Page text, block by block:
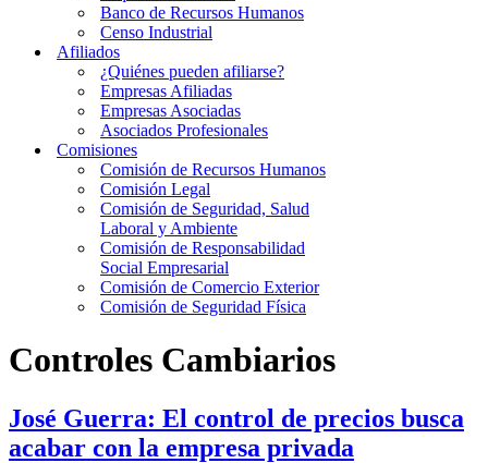
Banco de Recursos Humanos
Censo Industrial
Afiliados
¿Quiénes pueden afiliarse?
Empresas Afiliadas
Empresas Asociadas
Asociados Profesionales
Comisiones
Comisión de Recursos Humanos
Comisión Legal
Comisión de Seguridad, Salud
Laboral y Ambiente
Comisión de Responsabilidad
Social Empresarial
Comisión de Comercio Exterior
Comisión de Seguridad Física
Controles Cambiarios
José Guerra: El control de precios busca
acabar con la empresa privada